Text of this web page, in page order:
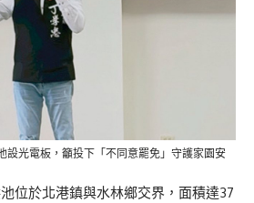
設光電板，籲投下「不同意罷免」守護家園安
位於北港鎮與水林鄉交界，面積達37